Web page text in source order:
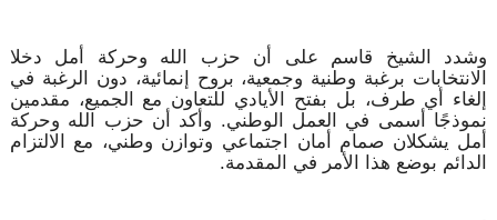
وشدد الشيخ قاسم على أن حزب الله وحركة أمل دخلا
الانتخابات برغبة وطنية وجمعية، بروح إنمائية، دون الرغبة في
إلغاء أي طرف، بل بفتح الأيادي للتعاون مع الجميع، مقدمين
نموذجًا أسمى في العمل الوطني. وأكد أن حزب الله وحركة
أمل يشكلان صمام أمان اجتماعي وتوازن وطني، مع الالتزام
الدائم بوضع هذا الأمر في المقدمة.